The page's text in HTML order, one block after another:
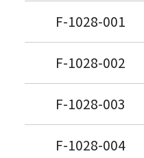
F-1028-001
F-1028-002
F-1028-003
F-1028-004